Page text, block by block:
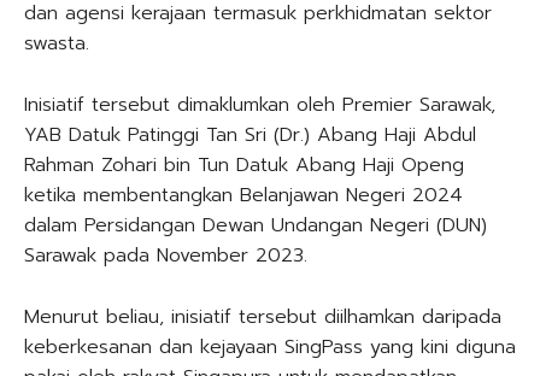
dan agensi kerajaan termasuk perkhidmatan sektor
swasta.
Inisiatif tersebut dimaklumkan oleh Premier Sarawak,
YAB Datuk Patinggi Tan Sri (Dr.) Abang Haji Abdul
Rahman Zohari bin Tun Datuk Abang Haji Openg
ketika membentangkan Belanjawan Negeri 2024
dalam Persidangan Dewan Undangan Negeri (DUN)
Sarawak pada November 2023.
Menurut beliau, inisiatif tersebut diilhamkan daripada
keberkesanan dan kejayaan SingPass yang kini diguna